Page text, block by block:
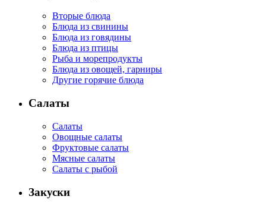
Вторые блюда
Блюда из свинины
Блюда из говядины
Блюда из птицы
Рыба и морепродукты
Блюда из овощей, гарниры
Другие горячие блюда
Салаты
Салаты
Овощные салаты
Фруктовые салаты
Мясные салаты
Салаты с рыбой
Закуски